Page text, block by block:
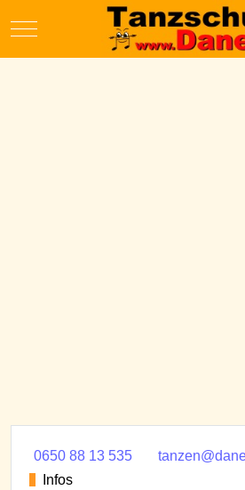
Mobile Menu Toggle
0650 88 13 535
Infos